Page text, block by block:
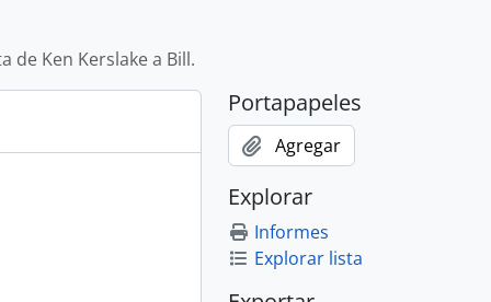
de Ken Kerslake a Bill.
Portapapeles
Agregar
Explorar
Informes
Explorar lista